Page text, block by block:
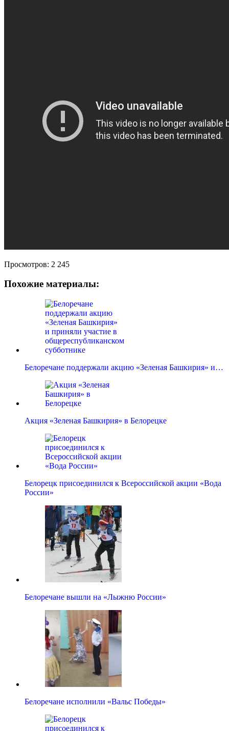
Просмотров: 2 245
Похожие материалы:
Белоречане поддержали акцию «Зеленая Башкирия» и…
Акция «Зеленая Башкирия» в Белорецке
Белорецк присоединился к Всероссийской акции «Вода
России»
Белоречане вышли на «Лыжню России»
Белоречане исполнили «Вальс Победы»